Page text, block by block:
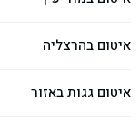
איטום בהרצליה
איטום גגות באזור